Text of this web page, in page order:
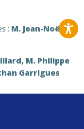
: M. Jean-Noël
M. Philippe
Garrigues